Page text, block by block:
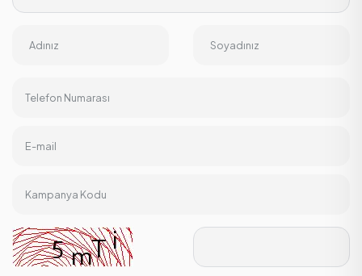
Adınız Soyadınız
Telefon Numarası
E-mail
Kampanya Kodu